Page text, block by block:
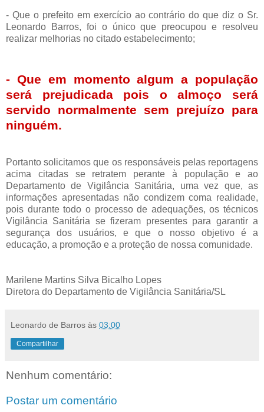
- Que o prefeito em exercício ao contrário do que diz o Sr.
Leonardo Barros, foi o único que preocupou e resolveu
realizar melhorias no citado estabelecimento;
- Que em momento algum a população
será prejudicada pois o almoço será
servido normalmente sem prejuízo para
ninguém.
Portanto solicitamos que os responsáveis pelas reportagens
acima citadas se retratem perante à população e ao
Departamento de Vigilância Sanitária, uma vez que, as
informações apresentadas não condizem coma realidade,
pois durante todo o processo de adequações, os técnicos
Vigilância Sanitária se fizeram presentes para garantir a
segurança dos usuários, e que o nosso objetivo é a
educação, a promoção e a proteção de nossa comunidade.
Marilene Martins Silva Bicalho Lopes
Diretora do Departamento de Vigilância Sanitária/SL
Leonardo de Barros às 03:00
Compartilhar
Nenhum comentário:
Postar um comentário